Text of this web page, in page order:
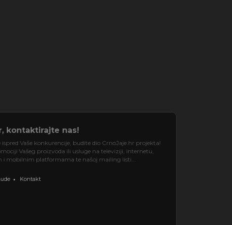
kontaktirajte nas!
Vaše konkurencije, budite dio CrnoJaje.hr projekta!
Vašeg proizvoda ili usluge na televiziji, internetu,
i mobilnim platformama te našoj mailing listi...
Kontakt